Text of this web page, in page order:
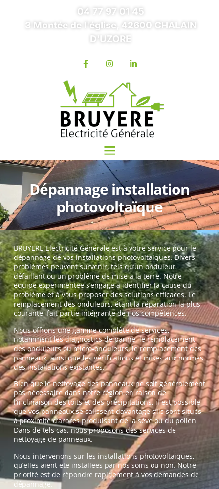
04 77 97 01 45
3 Montée de l'église, 42600 CHALAIN
D'UZORE
Dépannage installation
photovoltaïque
BRUYERE Electricité Générale est à votre service pour le
dépannage de vos installations photovoltaïques. Divers
problèmes peuvent survenir, tels qu’un onduleur
défaillant ou un problème de mise à la terre. Notre
équipe expérimentée s’engage à identifier la cause du
problème et à vous proposer des solutions efficaces. Le
remplacement des onduleurs, étant la réparation la plus
courante, fait partie intégrante de nos compétences.
Nous offrons une gamme complète de services,
notamment les diagnostics de panne, le remplacement
des onduleurs ou micro-onduleurs, le remplacement des
panneaux, ainsi que les vérifications et mises aux normes
des installations existantes.
Bien que le nettoyage des panneaux ne soit généralement
pas nécessaire dans notre région en raison de
l’inclinaison des toits et des précipitations, il est possible
que vos panneaux se salissent davantage s’ils sont situés
à proximité d’arbres produisant de la sève ou du pollen.
Dans de tels cas, nous proposons des services de
nettoyage de panneaux.
Nous intervenons sur les installations photovoltaïques,
qu’elles aient été installées par nos soins ou non. Notre
priorité est de répondre rapidement à vos demandes de
dépannage.